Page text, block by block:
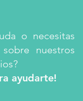
o necesitas
nuestros
ayudarte!